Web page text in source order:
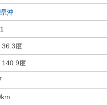
沖
36.3度
140.9度